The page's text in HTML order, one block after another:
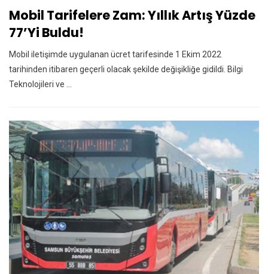
Mobil Tarifelere Zam: Yıllık Artış Yüzde
77’yi Buldu!
Mobil iletişimde uygulanan ücret tarifesinde 1 Ekim 2022
tarihinden itibaren geçerli olacak şekilde değişikliğe gidildi. Bilgi
Teknolojileri ve ...